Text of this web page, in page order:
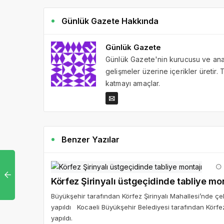
Günlük Gazete Hakkında
Günlük Gazete
Günlük Gazete'nin kurucusu ve
gelişmeler üzerine içerikler üretir.
katmayı amaçlar.
Benzer Yazılar
Körfez Şirinyalı üstgeçidinde tabliye
Büyükşehir tarafından Körfez Şirinyalı Mahallesi’nde
yapıldı Kocaeli Büyükşehir Belediyesi tarafından
yapıldı.